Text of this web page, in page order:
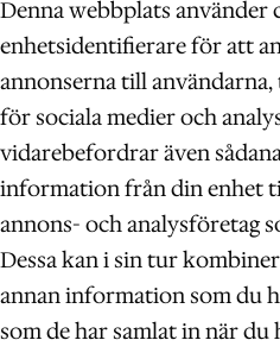
Denna webbplats använder
enhetsidentifierare för att
annonserna till
för sociala medier och
vidarebefordrar även
information från din enhet
annons- och analysföretag
Dessa kan i sin tur
annan information som du
som de har samlat in när